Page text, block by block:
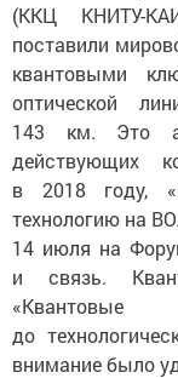
(ККЦ КНИТУ-
поставили
квантовыми
оптической
143 км. Это
действующих
в 2018 году,
технологию на
14 июля на
и связь.
до
внимание было